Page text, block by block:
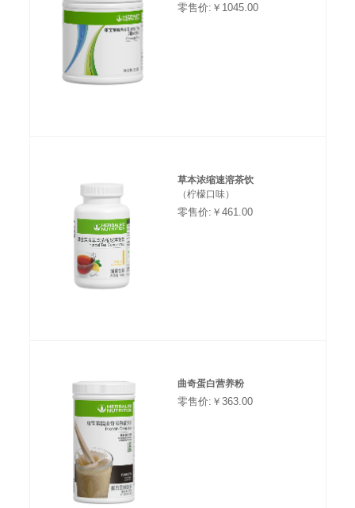
零售价:￥1045.00
草本浓缩速溶茶饮
（柠檬口味）
零售价:￥461.00
曲奇蛋白营养粉
零售价:￥363.00